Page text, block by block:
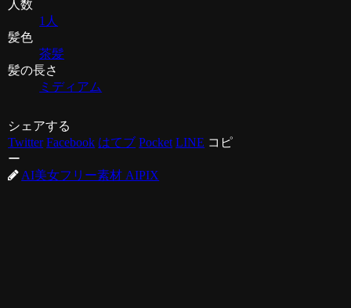
人数
1人
髪色
茶髪
髪の長さ
ミディアム
シェアする
Twitter Facebook はてブ Pocket LINE コピ
ー
AI美女フリー素材 AIPIX